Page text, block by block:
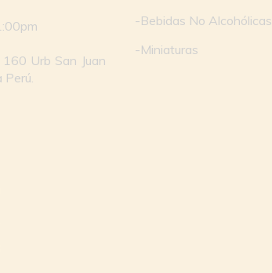
160 Urb San Juan
-Bebidas No Alcohólicas
-Miniaturas